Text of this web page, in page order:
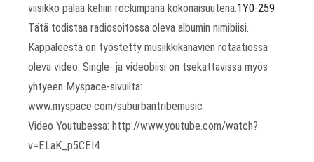
viisikko palaa kehiin rockimpana kokonaisuutena.1Y0-259
Tätä todistaa radiosoitossa oleva albumin nimibiisi.
Kappaleesta on työstetty musiikkikanavien rotaatiossa
oleva video. Single- ja videobiisi on tsekattavissa myös
yhtyeen Myspace-sivuilta:
www.myspace.com/suburbantribemusic
Video Youtubessa: http://www.youtube.com/watch?
v=ELaK_p5CEI4